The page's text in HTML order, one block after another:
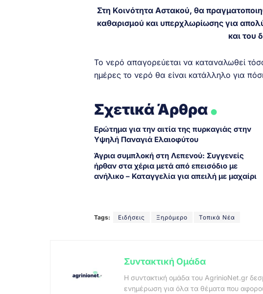
Στη Κοινότητα Αστακού, θα
καθαρισμού και υπερχλωρίωσης για
και του
Το νερό απαγορεύεται να καταναλωθεί
ημέρες το νερό θα είναι κατάλληλο για
Σχετικά Άρθρα.
Ερώτημα για την αιτία της πυρκαγιάς στην
Υψηλή Παναγιά Ελαιοφύτου
Άγρια συμπλοκή στη Λεπενού: Συγγενείς
ήρθαν στα χέρια μετά από επεισόδιο με
ανήλικο – Καταγγελία για απειλή με μαχαίρι
Tags: Ειδήσεις Ξηρόμερο Τοπικά Νέα
Συντακτική Ομάδα
Η συντακτική ομάδα του AgrinioNet.gr
ενημέρωση για όλα τα θέματα που